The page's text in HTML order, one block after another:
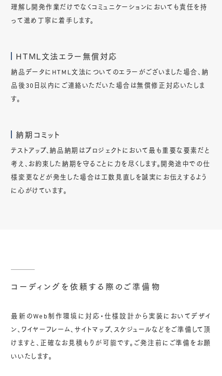
理解し開発作業だけでなくコミュニケーションにおいても責任を持
って進め丁寧に着手します。
HTML文法エラー無償対応
納品データにHTML文法についてのエラーがございました場合、納
品後30日以内にご連絡いただいた場合は無償修正対応いたしま
す。
納期コミット
テストアップ、納品納期はプロジェクトにおいて最も重要な要素だと
考え、お約束した納期を守ることに力を尽くします。開発途中での仕
様変更などが発生した場合は工数見直しを誠実にお伝えするよう
に心がけています。
コーディングを依頼する際のご準備物
最新のWeb制作環境に対応・仕様設計から実装においてデザイ
ン、ワイヤーフレーム、サイトマップ、スケジュールなどをご準備して頂
けますと、正確なお見積もりが可能です。ご発注前にご準備をお願
いいたします。